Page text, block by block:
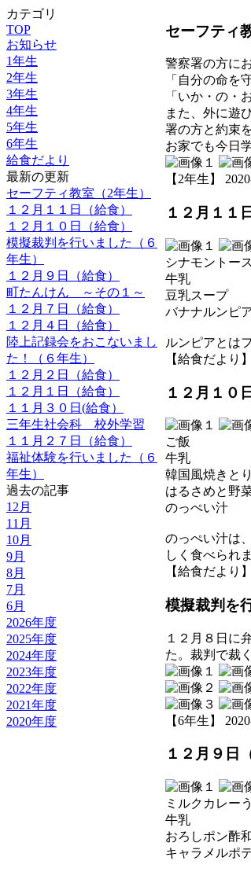
カテゴリ
TOP
お知らせ
1年生
2年生
3年生
4年生
5年生
6年生
給食だより
最新の更新
セーフティ教室（2年生）
１２月１１日（給食）
１２月１０日（給食）
模擬裁判を行いました（６
年生）
１２月９日（給食）
町たんけん ～その１～
１２月７日（給食）
１２月４日（給食）
陸上記録会をおこないまし
た！（６年生）
１２月２日（給食）
１２月１日（給食）
１１月３０日(給食）
三年生社会科 校外学習
１１月２７日（給食）
福祉体験を行いました（６
年生）
過去の記事
12月
11月
10月
9月
8月
7月
6月
2026年度
2025年度
2024年度
2023年度
2022年度
2021年度
2020年度
セーフティ
警察署の方に
「自分の命を
「いか・の・
また、外に遊
署の方と約束
お家でも今日
【2年生】
１２月１１
シナモントー
牛乳
豆乳スープ
バナナルンピ
ルンピアとは
【給食だより
１２月１０
ご飯
牛乳
韓国風焼きとり
はるさめと野
のっぺい汁
のっぺい汁は
しく食べられ
【給食だより
模擬裁判を
１２月８日に
た。裁判で裁
【6年生】
１２月９日
ミルクカレー
牛乳
おろしポン酢
キャラメルポ